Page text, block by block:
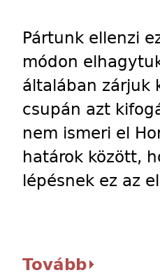
Pártunk ellenzi
módon
általában zárjuk
csupán azt
nem ismeri el
határok között,
lépésnek ez az
Tovább